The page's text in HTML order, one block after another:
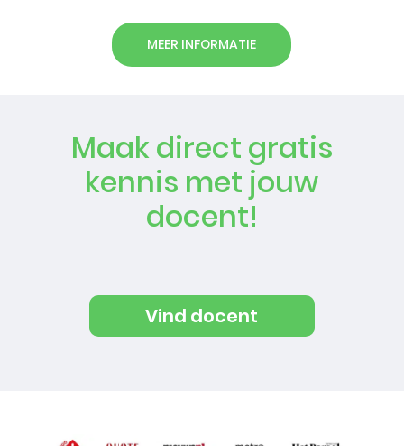
MEER INFORMATIE
Maak direct gratis
kennis met jouw
docent!
Vind docent